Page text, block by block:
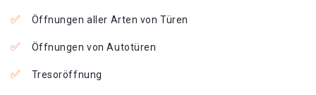
Öffnungen aller Arten von Türen
Öffnungen von Autotüren
Tresoröffnung